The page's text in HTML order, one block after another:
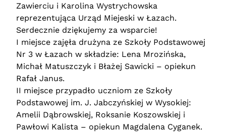
Zawierciu i Karolina Wystrychowska
reprezentująca Urząd Miejeski w Łazach.
Serdecznie dziękujemy za wsparcie!
I miejsce zajęła drużyna ze Szkoły Podstawowej
Nr 3 w Łazach w składzie: Lena Mrozińska,
Michał Matuszczyk i Błażej Sawicki – opiekun
Rafał Janus.
II miejsce przypadło uczniom ze Szkoły
Podstawowej im. J. Jabczyńskiej w Wysokiej:
Amelii Dąbrowskiej, Roksanie Koszowskiej i
Pawłowi Kalista – opiekun Magdalena Cyganek.